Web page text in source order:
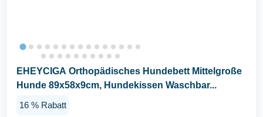
EHEYCIGA Orthopädisches Hundebett Mittelgroße
Hunde 89x58x9cm, Hundekissen Waschbar...
16 % Rabatt